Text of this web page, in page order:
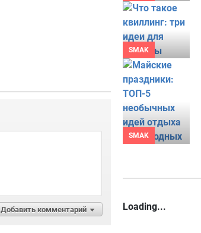
Добавить комментарий
SMAK
SMAK
Loading...